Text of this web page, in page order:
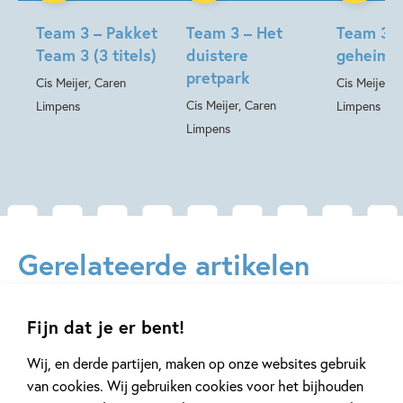
Fijn dat je er bent!
Wij, en derde partijen, maken op onze websites gebruik
van cookies. Wij gebruiken cookies voor het bijhouden
Team 3 – Pakket
Team 3 (3 titels)
Cis Meijer, Caren
Limpens
Team 3 – Het
duistere
pretpark
Cis Meijer, Caren
Limpens
Team 3
Cis Meijer,
Limpens
Gerelateerde artikelen
Achtergrond